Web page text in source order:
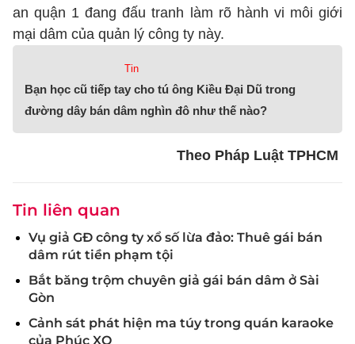
an quận 1 đang đấu tranh làm rõ hành vi môi giới
mại dâm của quản lý công ty này.
Tin
Bạn học cũ tiếp tay cho tú ông Kiều Đại Dũ trong
đường dây bán dâm nghìn đô như thế nào?
Theo Pháp Luật TPHCM
Tin liên quan
Vụ giả GĐ công ty xổ số lừa đảo: Thuê gái bán
dâm rút tiền phạm tội
Bắt băng trộm chuyên giả gái bán dâm ở Sài
Gòn
Cảnh sát phát hiện ma túy trong quán karaoke
của Phúc XO